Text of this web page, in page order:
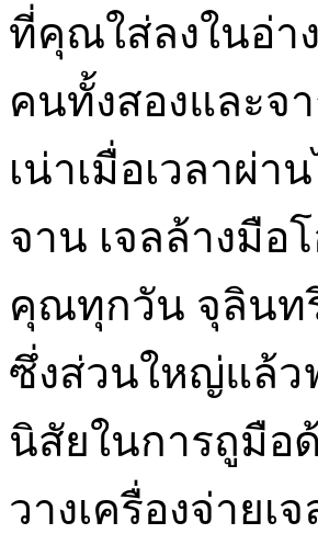
ที่คุณใส่ลงในอ่า
คนทั้งสองและจ
เน่าเมื่อเวลาผ่
จาน เจลล้างมื
คุณทุกวัน จุลินท
ซึ่งส่วนใหญ่แล้ว
นิสัยในการถูมือ
วางเครื่องจ่าย